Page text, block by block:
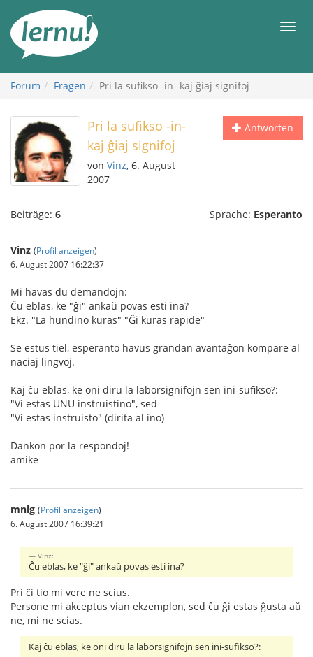
Inhalt
Forum Fragen Pri la sufikso -in- kaj ĝiaj signifoj
Antworten
Pri la sufikso -in-
kaj ĝiaj signifoj
von Vinz, 6. August
2007
Beiträge: 6 Sprache: Esperanto
Vinz (Profil anzeigen)
6. August 2007 16:22:37
Mi havas du demandojn:
Ĉu eblas, ke "ĝi" ankaŭ povas esti ina?
Ekz. "La hundino kuras" "Ĝi kuras rapide"
Se estus tiel, esperanto havus grandan avantaĝon kompare al
naciaj lingvoj.
Kaj ĉu eblas, ke oni diru la laborsignifojn sen ini-sufikso?:
"Vi estas UNU instruistino", sed
"Vi estas instruisto" (dirita al ino)
Dankon por la respondoj!
amike
mnlg (Profil anzeigen)
6. August 2007 16:39:21
Vinz:
Ĉu eblas, ke "ĝi" ankaŭ povas esti ina?
Pri ĉi tio mi vere ne scius.
Persone mi akceptus vian ekzemplon, sed ĉu ĝi estas ĝusta aŭ
ne, mi ne scias.
Kaj ĉu eblas, ke oni diru la laborsignifojn sen ini-sufikso?: